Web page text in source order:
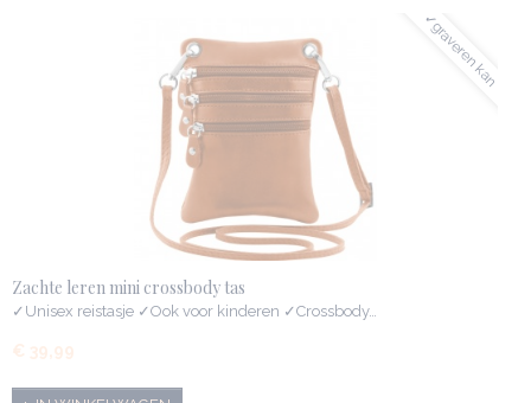
✓graveren kan
Zachte leren mini crossbody tas
✓Unisex reistasje ✓Ook voor kinderen ✓Crossbody…
€ 39,99